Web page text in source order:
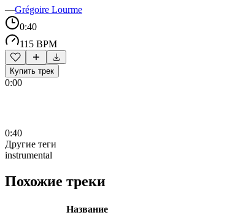
—Grégoire Lourme
0:40
115 BPM
Купить трек
0:00
0:40
Другие теги
instrumental
Похожие треки
Название